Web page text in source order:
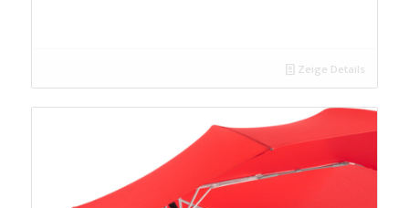
Zeige Details